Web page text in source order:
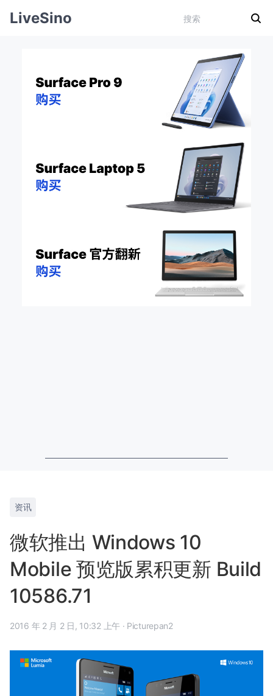
LiveSino
资讯
微软推出 Windows 10
Mobile 预览版累积更新 Build
10586.71
2016 年 2 月 2 日, 10:32 上午 · Picturepan2